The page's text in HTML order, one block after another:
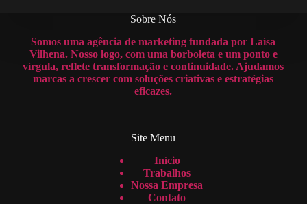
Sobre Nós
Somos uma agência de marketing fundada por Laísa
Vilhena. Nosso logo, com uma borboleta e um ponto e
vírgula, reflete transformação e continuidade. Ajudamos
marcas a crescer com soluções criativas e estratégias
eficazes.
Site Menu
Início
Trabalhos
Nossa Empresa
Contato